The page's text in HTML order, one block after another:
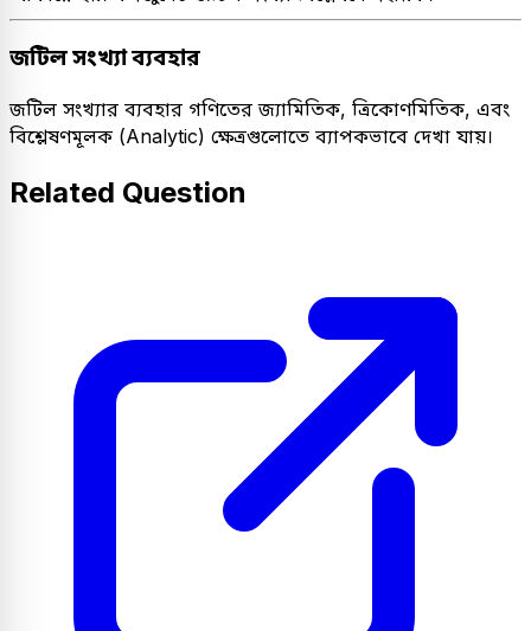
জটিল সংখ্যা ব্যবহার
জটিল সংখ্যার ব্যবহার গণিতের জ্যামিতিক, ত্রিকোণমিতিক, এবং
বিশ্লেষণমূলক (Analytic) ক্ষেত্রগুলোতে ব্যাপকভাবে দেখা যায়।
Related Question